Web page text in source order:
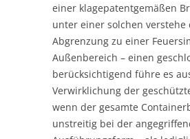
einer klagepatentgemäßen
unter einer solchen verstehe
Abgrenzung zu einer
Außenbereich – einen
berücksichtigend führe es
Verwirklichung der
wenn der gesamte
unstreitig bei der